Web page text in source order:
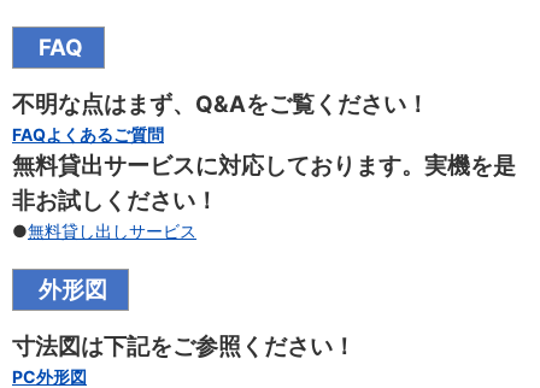
FAQ
不明な点はまず、Q&Aをご覧ください！
FAQよくあるご質問
無料貸出サービスに対応しております。実機を是
非お試しください！
●無料貸し出しサービス
外形図
寸法図は下記をご参照ください！
PC外形図